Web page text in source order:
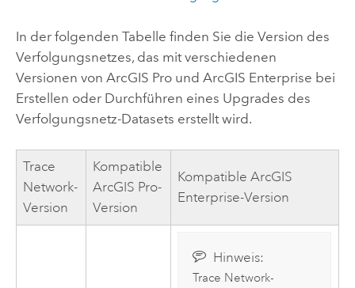
In der folgenden Tabelle finden Sie die Version des
Verfolgungsnetzes, das mit verschiedenen
Versionen von ArcGIS Pround ArcGIS Enterprise bei
Erstellen oder Durchführen eines Upgrades des
Verfolgungsnetz-Datasets erstellt wird.
Trace
Network-
Version
Kompatible
ArcGIS Pro-
Version
KompatibleArcGIS
Enterprise-Version
Hinweis:
Trace Network-